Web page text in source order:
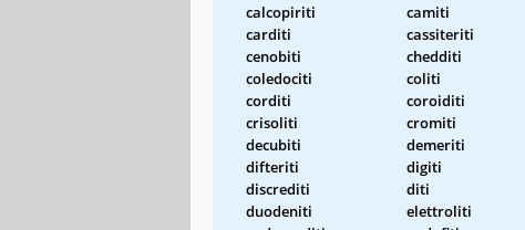
calcopiriti
camiti
carditi
cassiteriti
cenobiti
chedditi
coledociti
coliti
corditi
coroiditi
crisoliti
cromiti
decubiti
demeriti
difteriti
digiti
discrediti
diti
duodeniti
elettroliti